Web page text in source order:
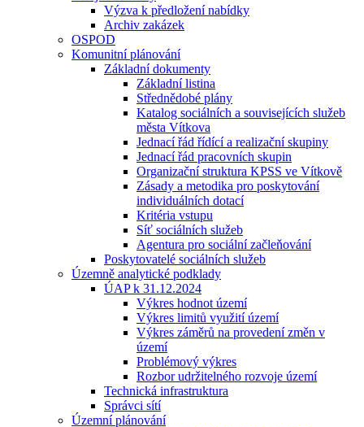
Výzva k předložení nabídky
Archiv zakázek
OSPOD
Komunitní plánování
Základní dokumenty
Základní listina
Střednědobé plány
Katalog sociálních a souvisejících služeb
města Vítkova
Jednací řád řídící a realizační skupiny
Jednací řád pracovních skupin
Organizační struktura KPSS ve Vítkově
Zásady a metodika pro poskytování
individuálních dotací
Kritéria vstupu
Síť sociálních služeb
Agentura pro sociální začleňování
Poskytovatelé sociálních služeb
Územně analytické podklady
ÚAP k 31.12.2024
Výkres hodnot území
Výkres limitů využití území
Výkres záměrů na provedení změn v
území
Problémový výkres
Rozbor udržitelného rozvoje území
Technická infrastruktura
Správci sítí
Územní plánování